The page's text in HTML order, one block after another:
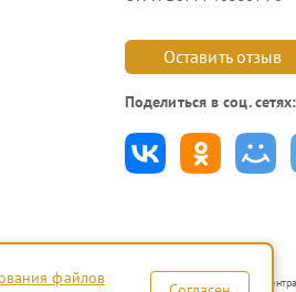
Оставить отзыв
Поделиться в соц. сетях:
оказываются в неавторизованных сервисных
файлов